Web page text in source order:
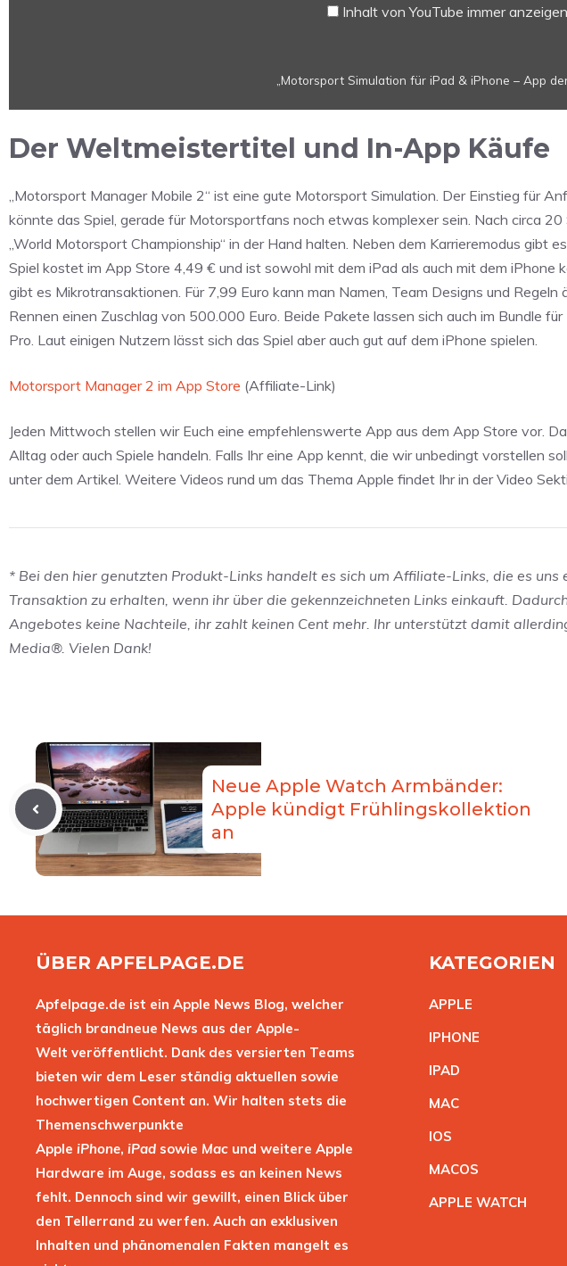
Mobile
von
anzeigen
Inhalt von YouTube immer anzeigen
„Motorsport Simulation für iPad & iPhone – App
Der Weltmeistertitel und In-App Käufe
„Motorsport Manager Mobile 2“ ist eine gute Motorsport Simulation. Der Einstieg für
könnte das Spiel, gerade für Motorsportfans noch etwas komplexer sein. Nach circa
„World Motorsport Championship“ in der Hand halten. Neben dem Karrieremodus gibt
Spiel kostet im App Store 4,49 € und ist sowohl mit dem iPad als auch mit dem iPhone
gibt es Mikrotransaktionen. Für 7,99 Euro kann man Namen, Team Designs und
Rennen einen Zuschlag von 500.000 Euro. Beide Pakete lassen sich auch im Bundle
Pro. Laut einigen Nutzern lässt sich das Spiel aber auch gut auf dem iPhone spielen.
Motorsport Manager 2 im App Store (Affiliate-Link)
Jeden Mittwoch stellen wir Euch eine empfehlenswerte App aus dem App Store vor.
Alltag oder auch Spiele handeln. Falls Ihr eine App kennt, die wir unbedingt vorstellen
unter dem Artikel. Weitere Videos rund um das Thema Apple findet Ihr in der Video
* Bei den hier genutzten Produkt-Links handelt es sich um Affiliate-Links, die es uns
Transaktion zu erhalten, wenn ihr über die gekennzeichneten Links einkauft.
Angebotes keine Nachteile, ihr zahlt keinen Cent mehr. Ihr unterstützt damit
Media®. Vielen Dank!
Neue Apple Watch Armbänder:
Apple kündigt Frühlingskollektion
an
ÜBER APFELPAGE.DE
Apfelpage.de ist ein Apple News Blog, welcher
täglich brandneue News aus der Apple-
Welt veröffentlicht. Dank des versierten Teams
bieten wir dem Leser ständig aktuellen sowie
hochwertigen Content an. Wir halten stets die
Themenschwerpunkte
Apple iPhone, iPad sowie Mac und weitere Apple
Hardware im Auge, sodass es an keinen News
fehlt. Dennoch sind wir gewillt, einen Blick über
den Tellerrand zu werfen. Auch an exklusiven
Inhalten und phänomenalen Fakten mangelt es
KATEGORIEN
APPLE
IPHONE
IPAD
MAC
IOS
MACOS
APPLE WATCH